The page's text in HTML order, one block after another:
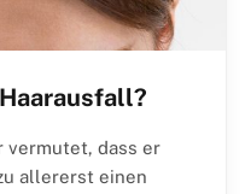
vermutet, dass er
allererst einen